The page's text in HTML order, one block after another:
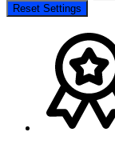
Reset Settings